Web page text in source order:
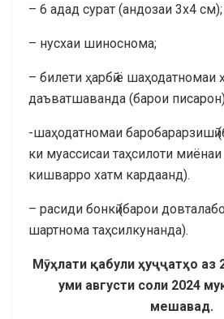
– 6 адад сурат (андозаи 3х4 см);
– нусхаи шиноснома;
– билети ҳарбӣ ё шаҳодатномаи
даъватшаванда (барои
-шаҳодатномаи баробарарзишӣ
ки муассисаи таҳсилоти
кишварро хатм кардаанд).
– расиди бонкӣ (барои
шартнома таҳсилкунанда).
Мӯҳлати қабули ҳуҷҷатҳо аз
уми августи соли 2024
мешавад.